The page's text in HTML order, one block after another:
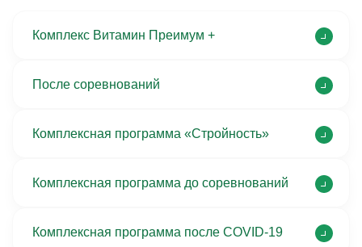
Комплекс Витамин Преимум +
После соревнований
Комплексная программа «Стройность»
Комплексная программа до соревнований
Комплексная программа после COVID-19